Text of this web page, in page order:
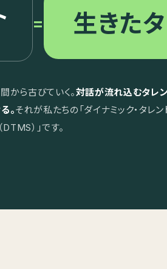
= 生きた
から古びていく。対話が流れ込むタレ
。それが私たちの「ダイナミック・タレ
（DTMS）」です。